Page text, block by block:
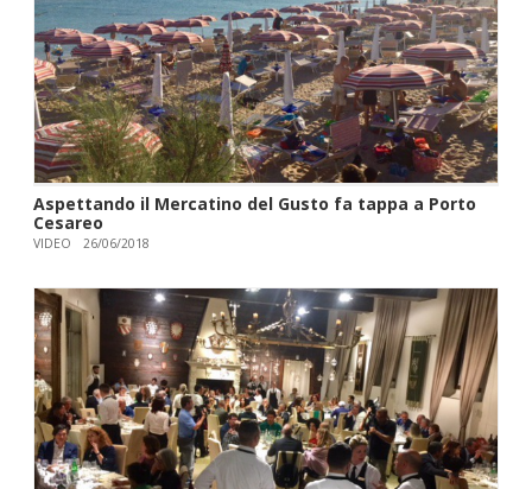
Aspettando il Mercatino del Gusto fa tappa a Porto
Cesareo
VIDEO 26/06/2018